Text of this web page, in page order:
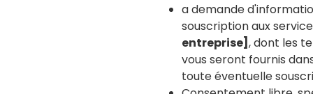
a demande
souscription aux
entreprise] , dont les
vous seront fournis
toute éventuelle